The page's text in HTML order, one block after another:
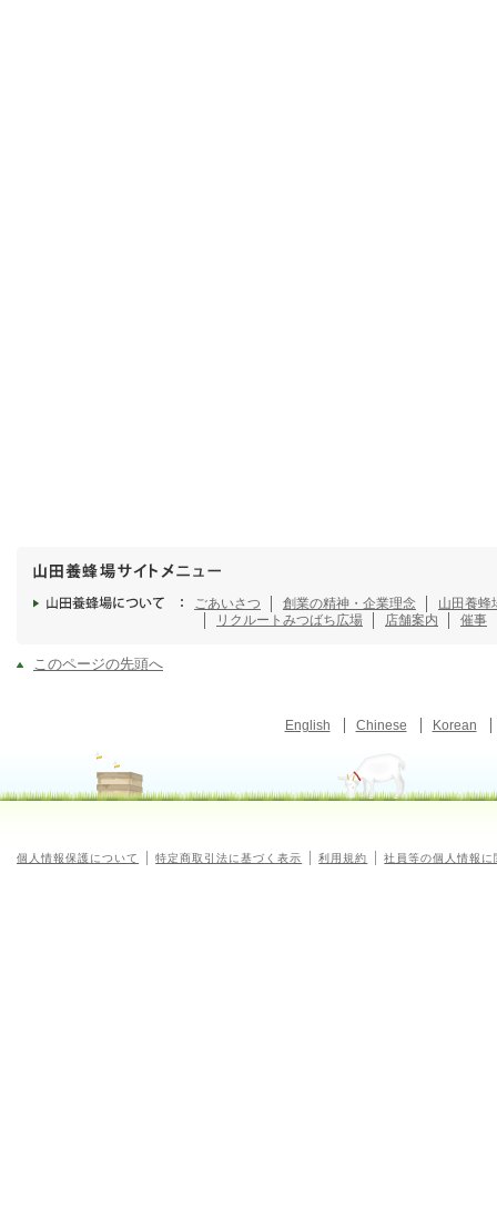
ごあいさつ 創業の精神・企業理念
山田養蜂
リクルート みつばち広場 店舗案内 催事
このページの先頭へ
English Chinese Korean
個人情報保護について 特定商取引法に基づく表示 利用規約 社員等の個人情報